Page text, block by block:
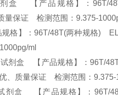
盒 【产品规格】：96T/
量保证 检测范围：9.375-
格】：96T/48T(两种规格)
ml
剂盒 【产品规格】：96T/
、质量保证 检测范围：
盒 【产品规格】：96T/